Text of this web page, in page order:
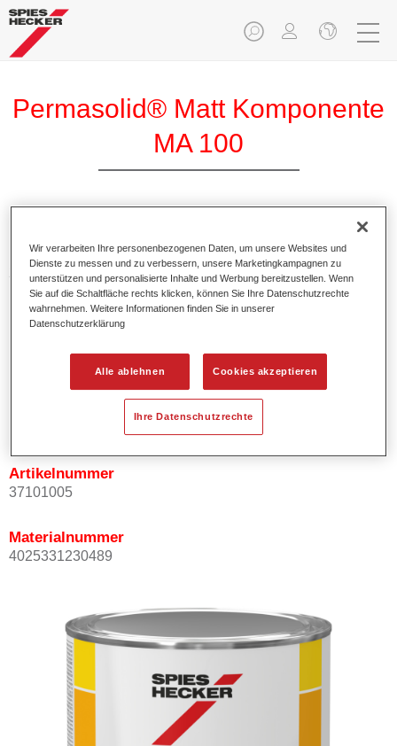
Permasolid® Matt Komponente
MA 100
Permasolid HS Autolack 275 und Permacron MS Autolack
257/730 mattierte Decklacke.
Produktmerkmale
Erlaubt eine elastische Einstellung.
Artikelnummer
37101005
Materialnummer
4025331230489
Wir verarbeiten Ihre personenbezogenen Daten, um unsere Websites und
Dienste zu messen und zu verbessern, unsere Marketingkampagnen zu
unterstützen und personalisierte Inhalte und Werbung bereitzustellen. Wenn
Sie auf die Schaltfläche rechts klicken, können Sie Ihre Datenschutzrechte
wahrnehmen. Weitere Informationen finden Sie in unserer
Datenschutzerklärung
Alle ablehnen Cookies akzeptieren
Ihre Datenschutzrechte